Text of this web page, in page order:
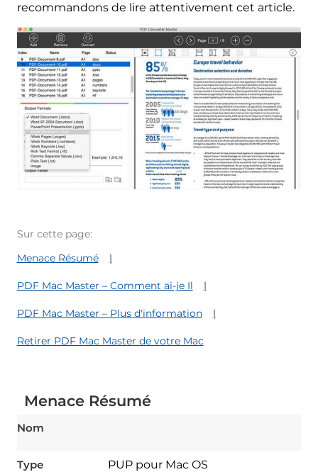
recommandons de lire attentivement cet article.
Sur cette page:
Menace Résumé
PDF Mac Master – Comment ai-je Il
PDF Mac Master – Plus d'information
Retirer PDF Mac Master de votre Mac
Menace Résumé
Nom
Type PUP pour Mac OS